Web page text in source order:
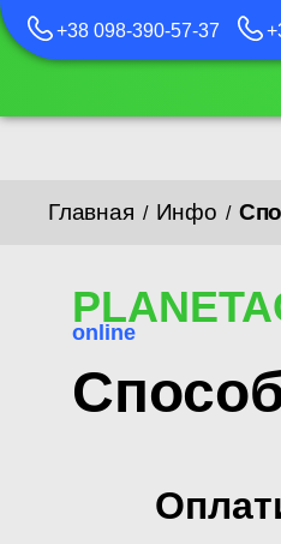
+38 098-390-57-37
Главная / Инфо /
online